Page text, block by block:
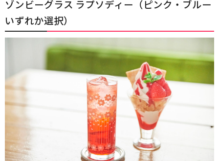
ゾンビーグラス ラプソディー（ピンク・ブルー
いずれか選択）